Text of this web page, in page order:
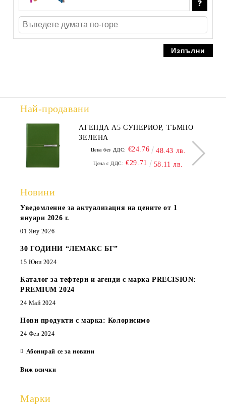
Най-продавани
АГЕНДА А5 СУПЕРИОР, ТЪМНО
ЗЕЛЕНА
Цена без ДДС: €24.76 48.43 лв.
Цена с ДДС: €29.71 58.11 лв.
Новини
Уведомление за актуализация на цените от 1
януари 2026 г.
01 Яну 2026
30 ГОДИНИ “ЛЕМАКС БГ”
15 Юни 2024
Каталог за тефтери и агенди с марка PRECISION:
PREMIUM 2024
24 Май 2024
Нови продукти с марка: Колорисимо
24 Фев 2024
Абонирай се за новини
Виж всички
Марки